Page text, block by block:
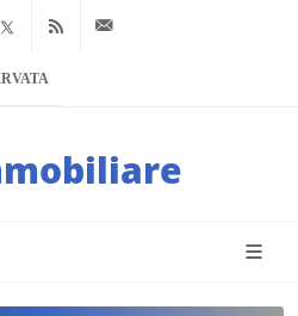
x.com Feed RSS